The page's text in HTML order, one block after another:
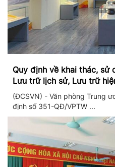
Quy định về khai thác, sử
Lưu trữ lịch sử, Lưu trữ
Đảng và Văn phòng Trung
(ĐCSVN) - Văn phòng Trung
định số 351-QĐ/VPTW ...